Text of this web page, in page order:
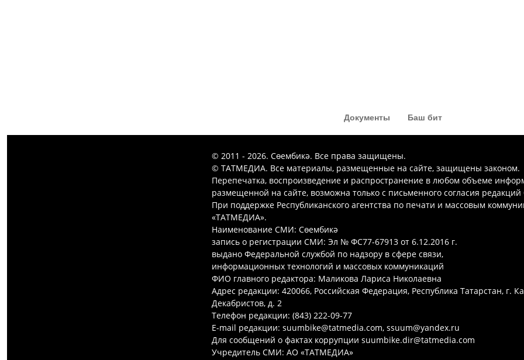
Документы Баш бит
© 2011 - 2026. Сөембикә. Все права защищены.
© ТАТМЕДИА. Все материалы, размещенные на сайте, защищены законом.
Перепечатка, воспроизведение и распространение в любом объеме
размещенной на сайте, возможна только с письменного согласия
При поддержке Республиканского агентства по печати и массовым
«ТАТМЕДИА».
Наименование СМИ: Сөембикә
запись о регистрации СМИ: Эл № ФС77-67913 от 6.12.2016 г.
выдано Федеральной службой по надзору в сфере связи,
информационных технологий и массовых коммуникаций
ФИО главного редактора: Маликова Лариса Николаевна
Адрес редакции: 420066, Российская Федерация, Республика Татарстан, г.
Декабристов, д. 2
Телефон редакции: (843) 222-09-77
E-mail редакции: suumbike@tatmedia.com, ssuum@yandex.ru
Для сообщений о фактах коррупции suumbike.dir@tatmedia.com
Учредитель СМИ: АО «ТАТМЕДИА»